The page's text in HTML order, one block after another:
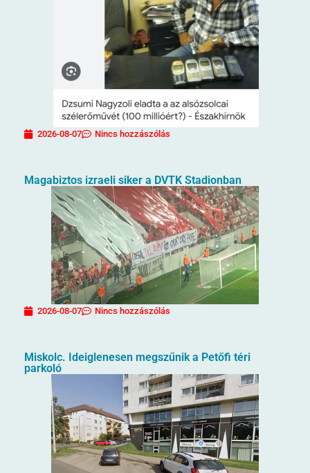
2026-08-07 Nincs hozzászólás
Magabiztos izraeli siker a DVTK Stadionban
2026-08-07 Nincs hozzászólás
Miskolc. Ideiglenesen megszűnik a Petőfi téri
parkoló